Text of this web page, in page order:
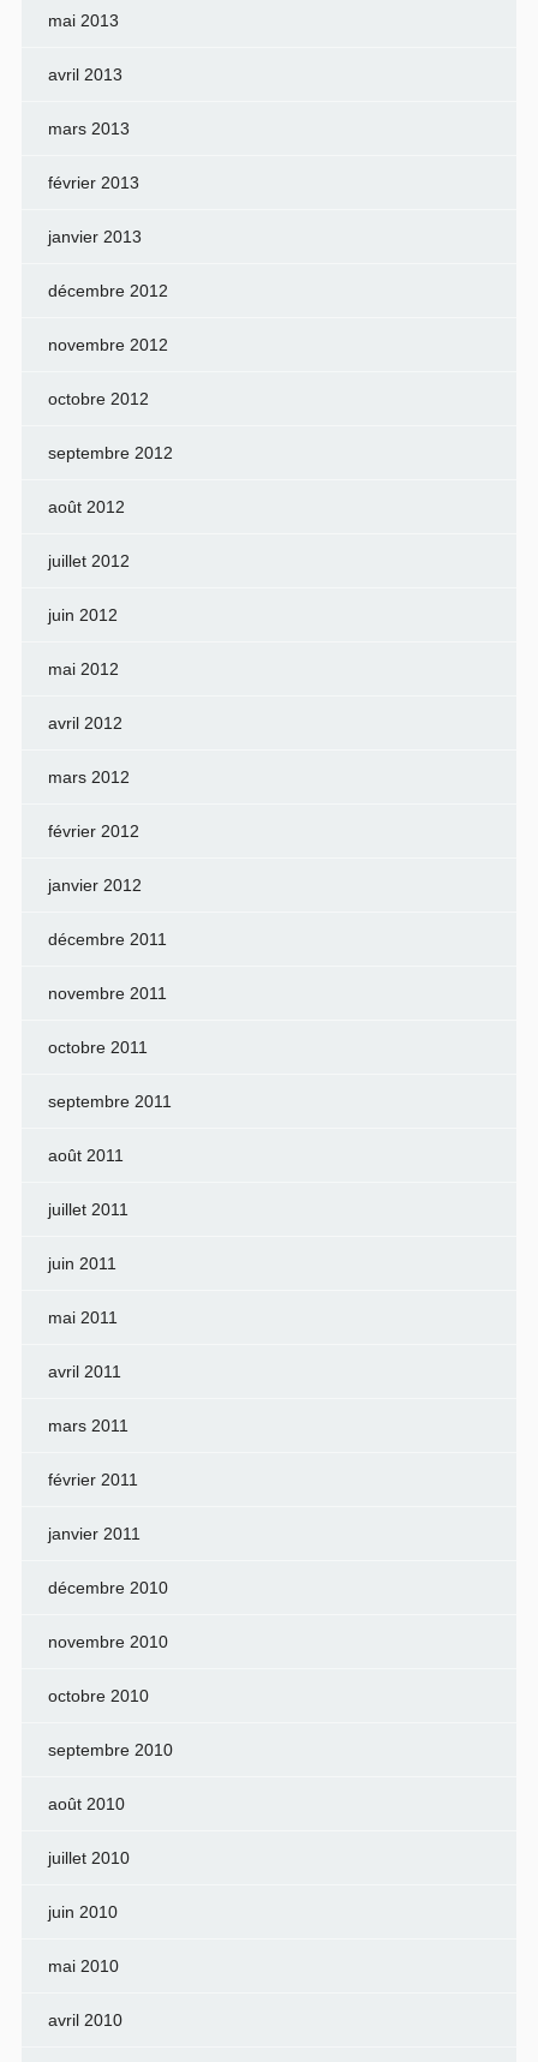
mai 2013
avril 2013
mars 2013
février 2013
janvier 2013
décembre 2012
novembre 2012
octobre 2012
septembre 2012
août 2012
juillet 2012
juin 2012
mai 2012
avril 2012
mars 2012
février 2012
janvier 2012
décembre 2011
novembre 2011
octobre 2011
septembre 2011
août 2011
juillet 2011
juin 2011
mai 2011
avril 2011
mars 2011
février 2011
janvier 2011
décembre 2010
novembre 2010
octobre 2010
septembre 2010
août 2010
juillet 2010
juin 2010
mai 2010
avril 2010